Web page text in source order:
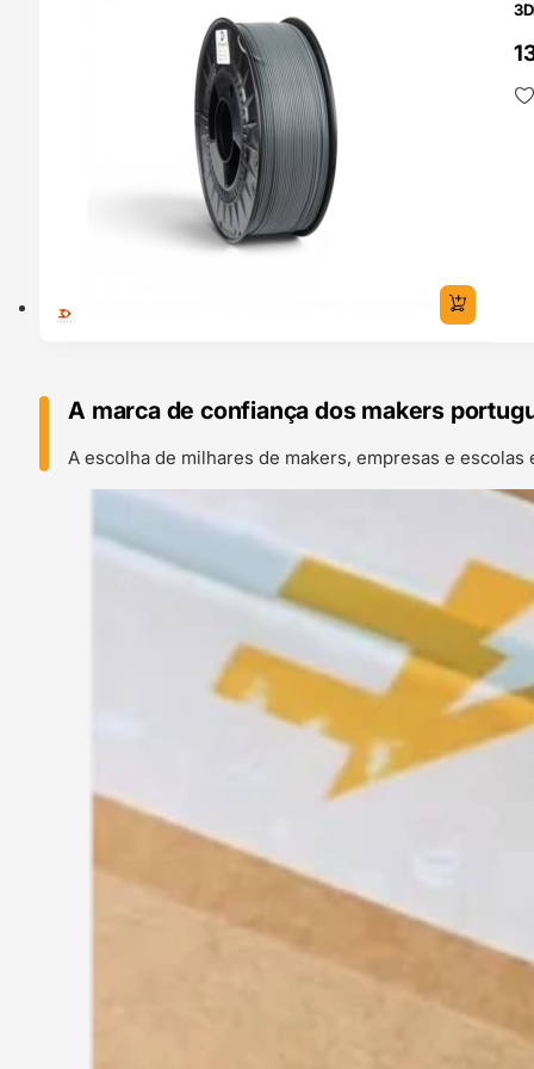
A marca de confiança dos makers
A escolha de milhares de makers, empresas e escolas